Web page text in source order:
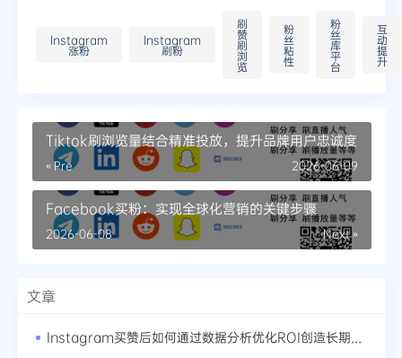
Instagram
涨粉
Instagram
刷粉
刷
赞
刷
浏
览
粉
丝
粘
性
粉
丝
库
平
台
互
动
提
升
Tiktok刷浏览量结合精准投放，提升品牌用户忠诚度
« Pre 2026-06-09
Facebook买粉：实现全球化营销的关键步骤
Next »
2026-06-08
文章